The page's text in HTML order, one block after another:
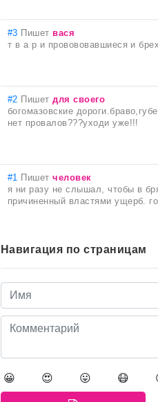
#3 Пишет вася
т в а р и провововавшиеся и
#2 Пишетдля своего
богомазовские
нет провалов???уходи уже!!!
#1 Пишетчеловек
я ни разу не слышал, чтобы в
причиненный властями ущерб.
Навигация по страницам
😀 😍 😛 😷